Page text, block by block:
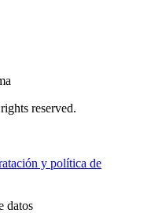
reserved.
y política de
datos